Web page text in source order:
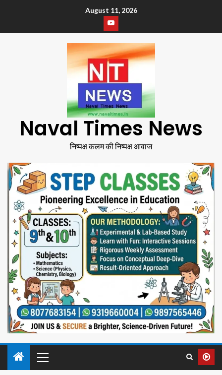
August 11, 2026
Naval Times News
निष्पक्ष कलम की निष्पक्ष आवाज